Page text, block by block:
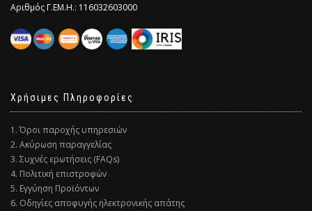
Αριθμός Γ.ΕΜ.Η.: 116032603000
Χρήσιμες Πληροφορίες
1. Όροι παροχής υπηρεσιών
2. Ακύρωση παραγγελίας
3. Συχνές ερωτήσεις (FAQs)
4. Πολιτική επιστροφών
5. Εγγύηση Προϊόντων
6. Οδηγίες αποφυγής ηλεκτρονικής απάτης